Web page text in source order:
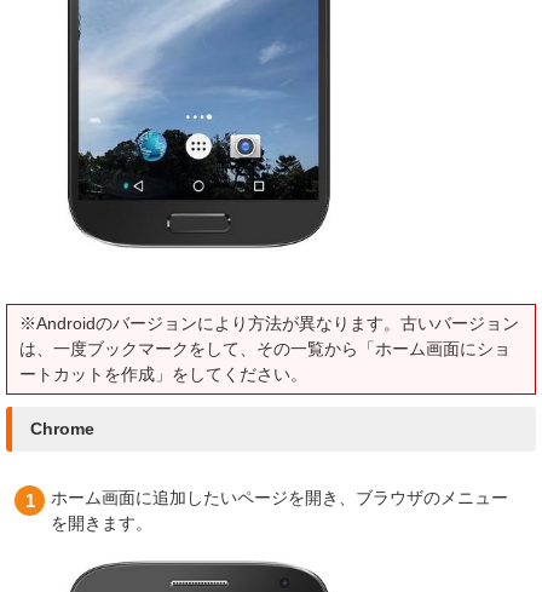
※Androidのバージョンにより方法が異なります。古いバージョン
は、一度ブックマークをして、その一覧から「ホーム画面にショ
ートカットを作成」をしてください。
Chrome
ホーム画面に追加したいページを開き、ブラウザのメニュー
を開きます。